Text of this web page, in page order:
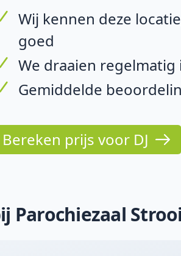
Wij kennen deze
goed
We draaien
Gemiddelde
Bereken prijs voor DJ
Parochiezaal